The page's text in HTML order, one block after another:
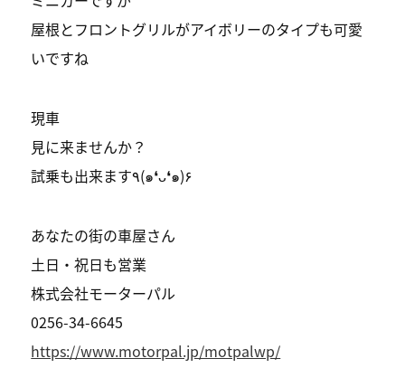
屋根とフロントグリルがアイボリーのタイプも可愛
いですね
現車
見に来ませんか？
試乗も出来ます٩(๑❛ᴗ❛๑)۶
あなたの街の車屋さん
土日・祝日も営業
株式会社モーターパル
0256-34-6645
https://www.motorpal.jp/motpalwp/